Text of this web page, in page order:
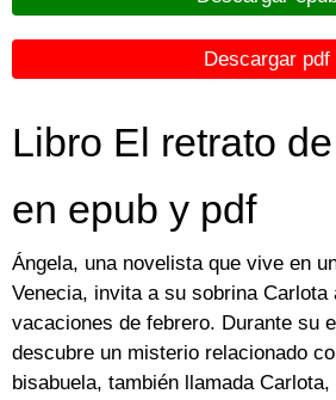
Descargar pdf
Libro El retrato
en epub y pdf
Ángela, una novelista que vive en
Venecia, invita a su sobrina Carlota
vacaciones de febrero. Durante su
descubre un misterio relacionado
bisabuela, también llamada